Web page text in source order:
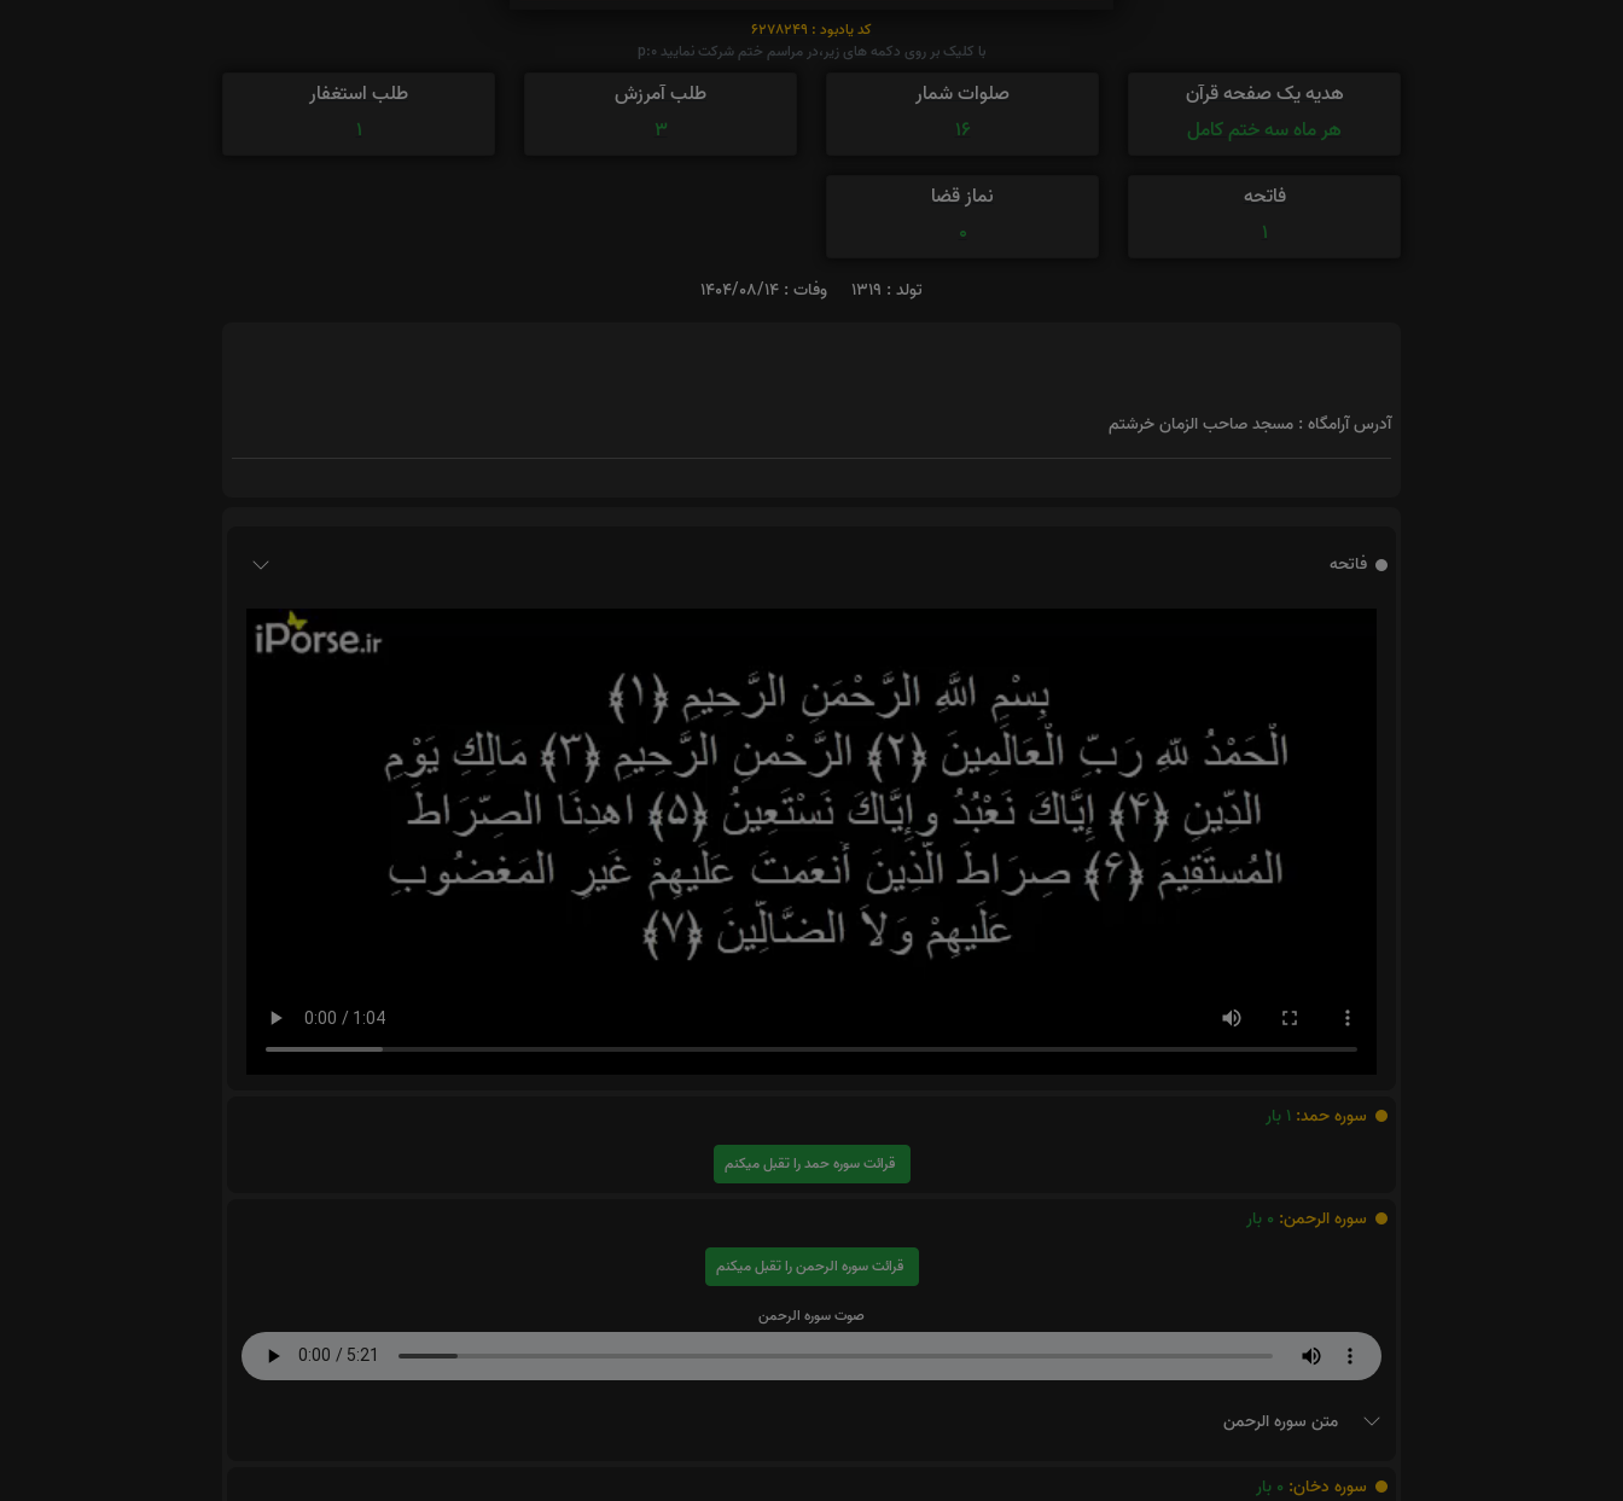
کد یادبود : 6278249
با کلیک بر روی دکمه های زیر،در مراسم ختم شرکت نمایید p:0
هدیه یک صفحه قرآن
هر ماه سه ختم کامل
صلوات شمار
16
طلب آمرزش
3
طلب استغفار
1
فاتحه
1
نماز قضا
0
تولد : 1319 وفات : 1404/08/14
آدرس آرامگاه : مسجد صاحب الزمان خرشتم
فاتحه
سوره حمد: 1 بار
قرائت سوره حمد را تقبل میکنم
سوره الرحمن: 0 بار
قرائت سوره الرحمن را تقبل میکنم
صوت سوره الرحمن
متن سوره الرحمن
سوره دخان: 0 بار